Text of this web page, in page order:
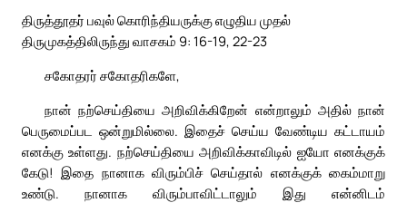
திருத்தூதர் பவுல் கொரிந்தியருக்கு எழுதிய முதல்
திருமுகத்திலிருந்து வாசகம் 9: 16-19, 22-23
சகோதரர் சகோதரிகளே,
நான் நற்செய்தியை அறிவிக்கிறேன் என்றாலும் அதில் நான்
பெருமைப்பட ஒன்றுமில்லை. இதைச் செய்ய வேண்டிய கட்டாயம்
எனக்கு உள்ளது. நற்செய்தியை அறிவிக்காவிடில் ஐயோ எனக்குக்
கேடு! இதை நானாக விரும்பிச் செய்தால் எனக்குக் கைம்மாறு
உண்டு. நானாக விரும்பாவிட்டாலும் இது என்னிடம்